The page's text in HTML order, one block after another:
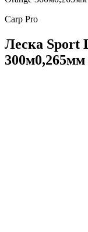
Carp Pro
Леска Sport
300м0,265мм